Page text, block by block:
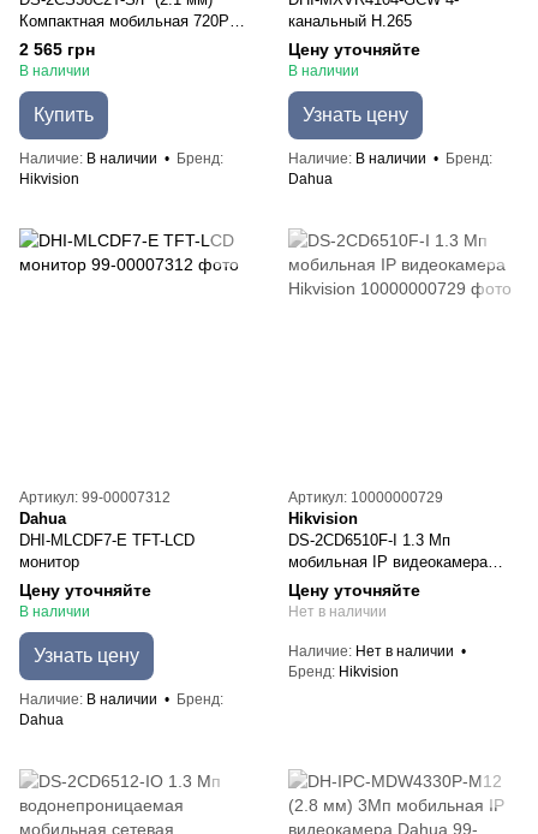
Компактная мобильная 720P
камера Hikvision
2 565 грн
В наличии
Купить
Наличие В наличии
Бренд
Hikvision
канальный H.265
Цену уточняйте
В наличии
Узнать цену
Наличие В наличии
Бренд
Dahua
Артикул: 99-00007312
Dahua
DHI-MLCDF7-E TFT-LCD
монитор
Цену уточняйте
В наличии
Узнать цену
Наличие В наличии
Бренд
Dahua
Артикул: 10000000729
Hikvision
DS-2CD6510F-I 1.3 Мп
мобильная IP видеокамера
Hikvision
Цену уточняйте
Нет в наличии
Наличие
Нет в наличии
Бренд Hikvision